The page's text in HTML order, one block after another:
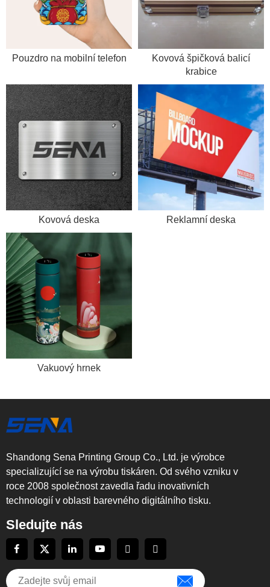
Pouzdro na mobilní telefon
Kovová špičková balicí
krabice
Kovová deska Reklamní deska
Vakuový hrnek
Shandong Sena Printing Group Co., Ltd. je výrobce
specializující se na výrobu tiskáren. Od svého vzniku v
roce 2008 společnost zavedla řadu inovativních
technologií v oblasti barevného digitálního tisku.
Sledujte nás